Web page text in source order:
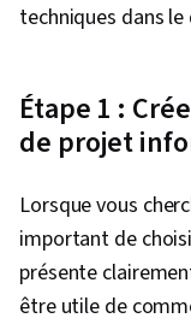
techniques dans
Étape 1 :
de projet
Lorsque vous
important de
présente
être utile de